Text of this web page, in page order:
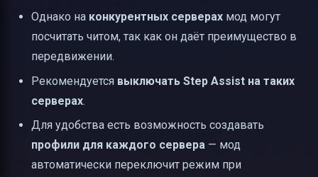
Однако на конкурентных серверах мод могут
посчитать читом, так как он даёт преимущество в
передвижении.
Рекомендуется выключать Step Assist на таких
серверах.
Для удобства есть возможность создавать
профили для каждого сервера — мод
автоматически переключит режим при